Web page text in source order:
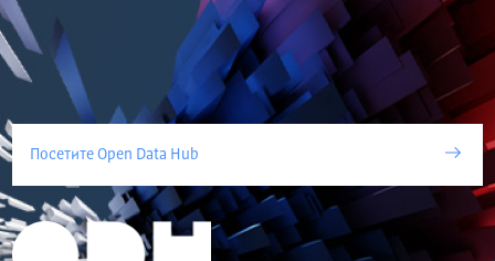
Посетите Open Data Hub